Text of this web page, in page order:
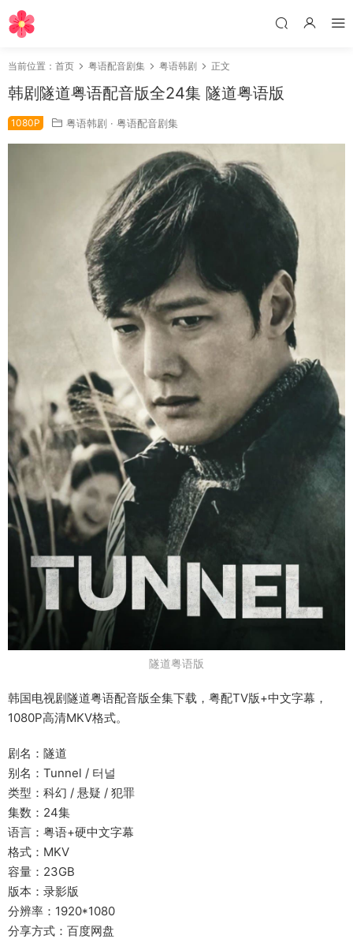
当前位置： 首页 粤语配音剧集 粤语韩剧 正文
韩剧隧道粤语配音版全24集 隧道粤语版
1080P 粤语韩剧 · 粤语配音剧集
隧道粤语版
韩国电视剧隧道粤语配音版全集下载，粤配TV版+中文字幕，
1080P高清MKV格式。
剧名：隧道
别名：Tunnel / 터널
类型：科幻 / 悬疑 / 犯罪
集数：24集
语言：粤语+硬中文字幕
格式：MKV
容量：23GB
版本：录影版
分辨率：1920*1080
分享方式：百度网盘